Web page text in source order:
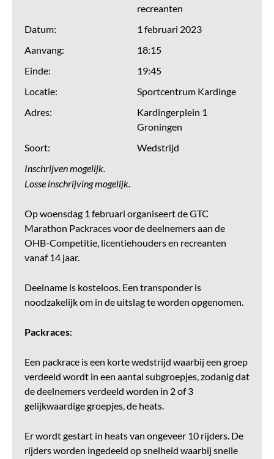
recreanten
Datum:
1 februari 2023
Aanvang:
18:15
Einde:
19:45
Locatie:
Sportcentrum Kardinge
Adres:
Kardingerplein 1
Groningen
Soort:
Wedstrijd
Inschrijven mogelijk.
Losse inschrijving mogelijk.
Op woensdag 1 februari organiseert de GTC
Marathon Packraces voor de deelnemers aan de
OHB-Competitie, licentiehouders en recreanten
vanaf 14 jaar.
Deelname is kosteloos. Een transponder is
noodzakelijk om in de uitslag te worden opgenomen.
Packraces:
Een packrace is een korte wedstrijd waarbij een groep
verdeeld wordt in een aantal subgroepjes, zodanig dat
de deelnemers verdeeld worden in 2 of 3
gelijkwaardige groepjes, de heats.
Er wordt gestart in heats van ongeveer 10 rijders. De
rijders worden ingedeeld op snelheid waarbij snelle